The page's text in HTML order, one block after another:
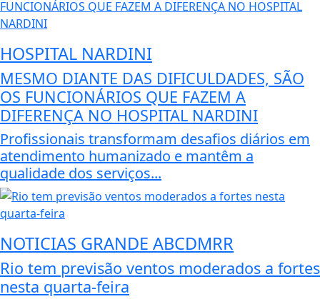
HOSPITAL NARDINI
MESMO DIANTE DAS DIFICULDADES, SÃO
OS FUNCIONÁRIOS QUE FAZEM A
DIFERENÇA NO HOSPITAL NARDINI
Profissionais transformam desafios diários em
atendimento humanizado e mantêm a
qualidade dos serviços...
NOTICIAS GRANDE ABCDMRR
Rio tem previsão ventos moderados a fortes
nesta quarta-feira